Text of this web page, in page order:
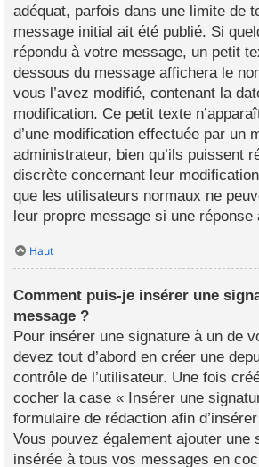
adéquat, parfois dans une limite de
message initial ait été publié. Si
répondu à votre message, un petit
dessous du message affichera le
vous l’avez modifié, contenant la
modification. Ce petit texte
d’une modification effectuée par un
administrateur, bien qu’ils puissent
discrète concernant leur
que les utilisateurs normaux ne
leur propre message si une réponse
Haut
Comment puis-je insérer une
message ?
Pour insérer une signature à un de
devez tout d’abord en créer une
contrôle de l’utilisateur. Une fois
cocher la case « Insérer une
formulaire de rédaction afin
Vous pouvez également ajouter une
insérée à tous vos messages en